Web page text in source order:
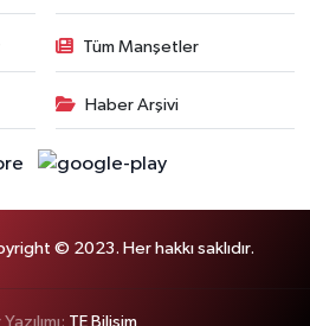
Tüm Manşetler
Haber Arşivi
© 2023. Her hakkı saklıdır.
TE Bilişim